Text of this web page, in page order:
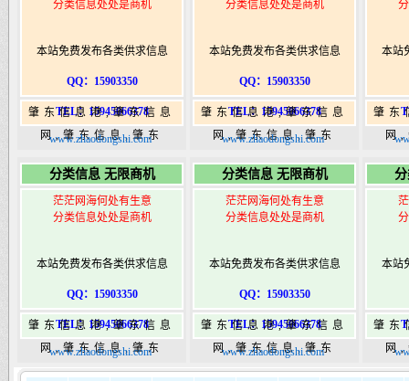
分类信息处处是商机
本站免费发布各类供求信息
QQ：15903350
TEL：15945066378
肇东信息港,肇东信息
网,肇东信息,肇东
港|www.zhaodongshi.com
www.zhaodongshi.com
分类信息处处是商机
本站免费发布各类供求信息
QQ：15903350
TEL：15945066378
肇东信息港,肇东信息
网,肇东信息,肇东
港|www.zhaodongshi.com
www.zhaodongshi.com
本站
肇东
网
港
分类信息 无限商机
茫茫网海何处有生意
分类信息处处是商机
本站免费发布各类供求信息
QQ：15903350
TEL：15945066378
肇东信息港,肇东信息
网,肇东信息,肇东
365,肇东365信息
www.zhaodongshi.com
分类信息 无限商机
茫茫网海何处有生意
分类信息处处是商机
本站免费发布各类供求信息
QQ：15903350
TEL：15945066378
肇东信息港,肇东信息
网,肇东信息,肇东
365,肇东365信息
www.zhaodongshi.com
本站
肇东
网
如何发布信息？ 如何固定在